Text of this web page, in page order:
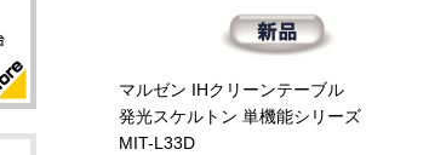
マルゼン IHクリーンテーブル
発光スケルトン 単機能シリーズ
MIT-L33D